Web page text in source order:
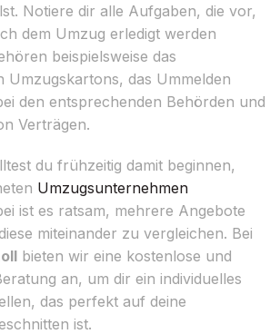
Notiere dir alle Aufgaben, die vor,
dem Umzug erledigt werden
beispielsweise das
Umzugskartons, das Ummelden
den entsprechenden Behörden und
Verträgen.
du frühzeitig damit beginnen,
Umzugsunternehmen
ist es ratsam, mehrere Angebote
miteinander zu vergleichen. Bei
bieten wir eine kostenlose und
an, um dir ein individuelles
das perfekt auf deine
ist.